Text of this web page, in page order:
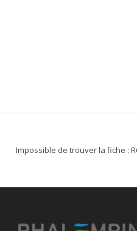
Impossible de trouver la fiche :